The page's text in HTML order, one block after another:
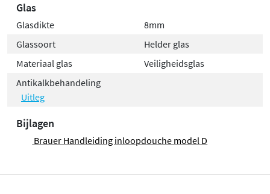
Glas
Glasdikte
8mm
Glassoort
Helder glas
Materiaal glas
Veiligheidsglas
Antikalkbehandeling
Uitleg
Bijlagen
Brauer Handleiding inloopdouche model D